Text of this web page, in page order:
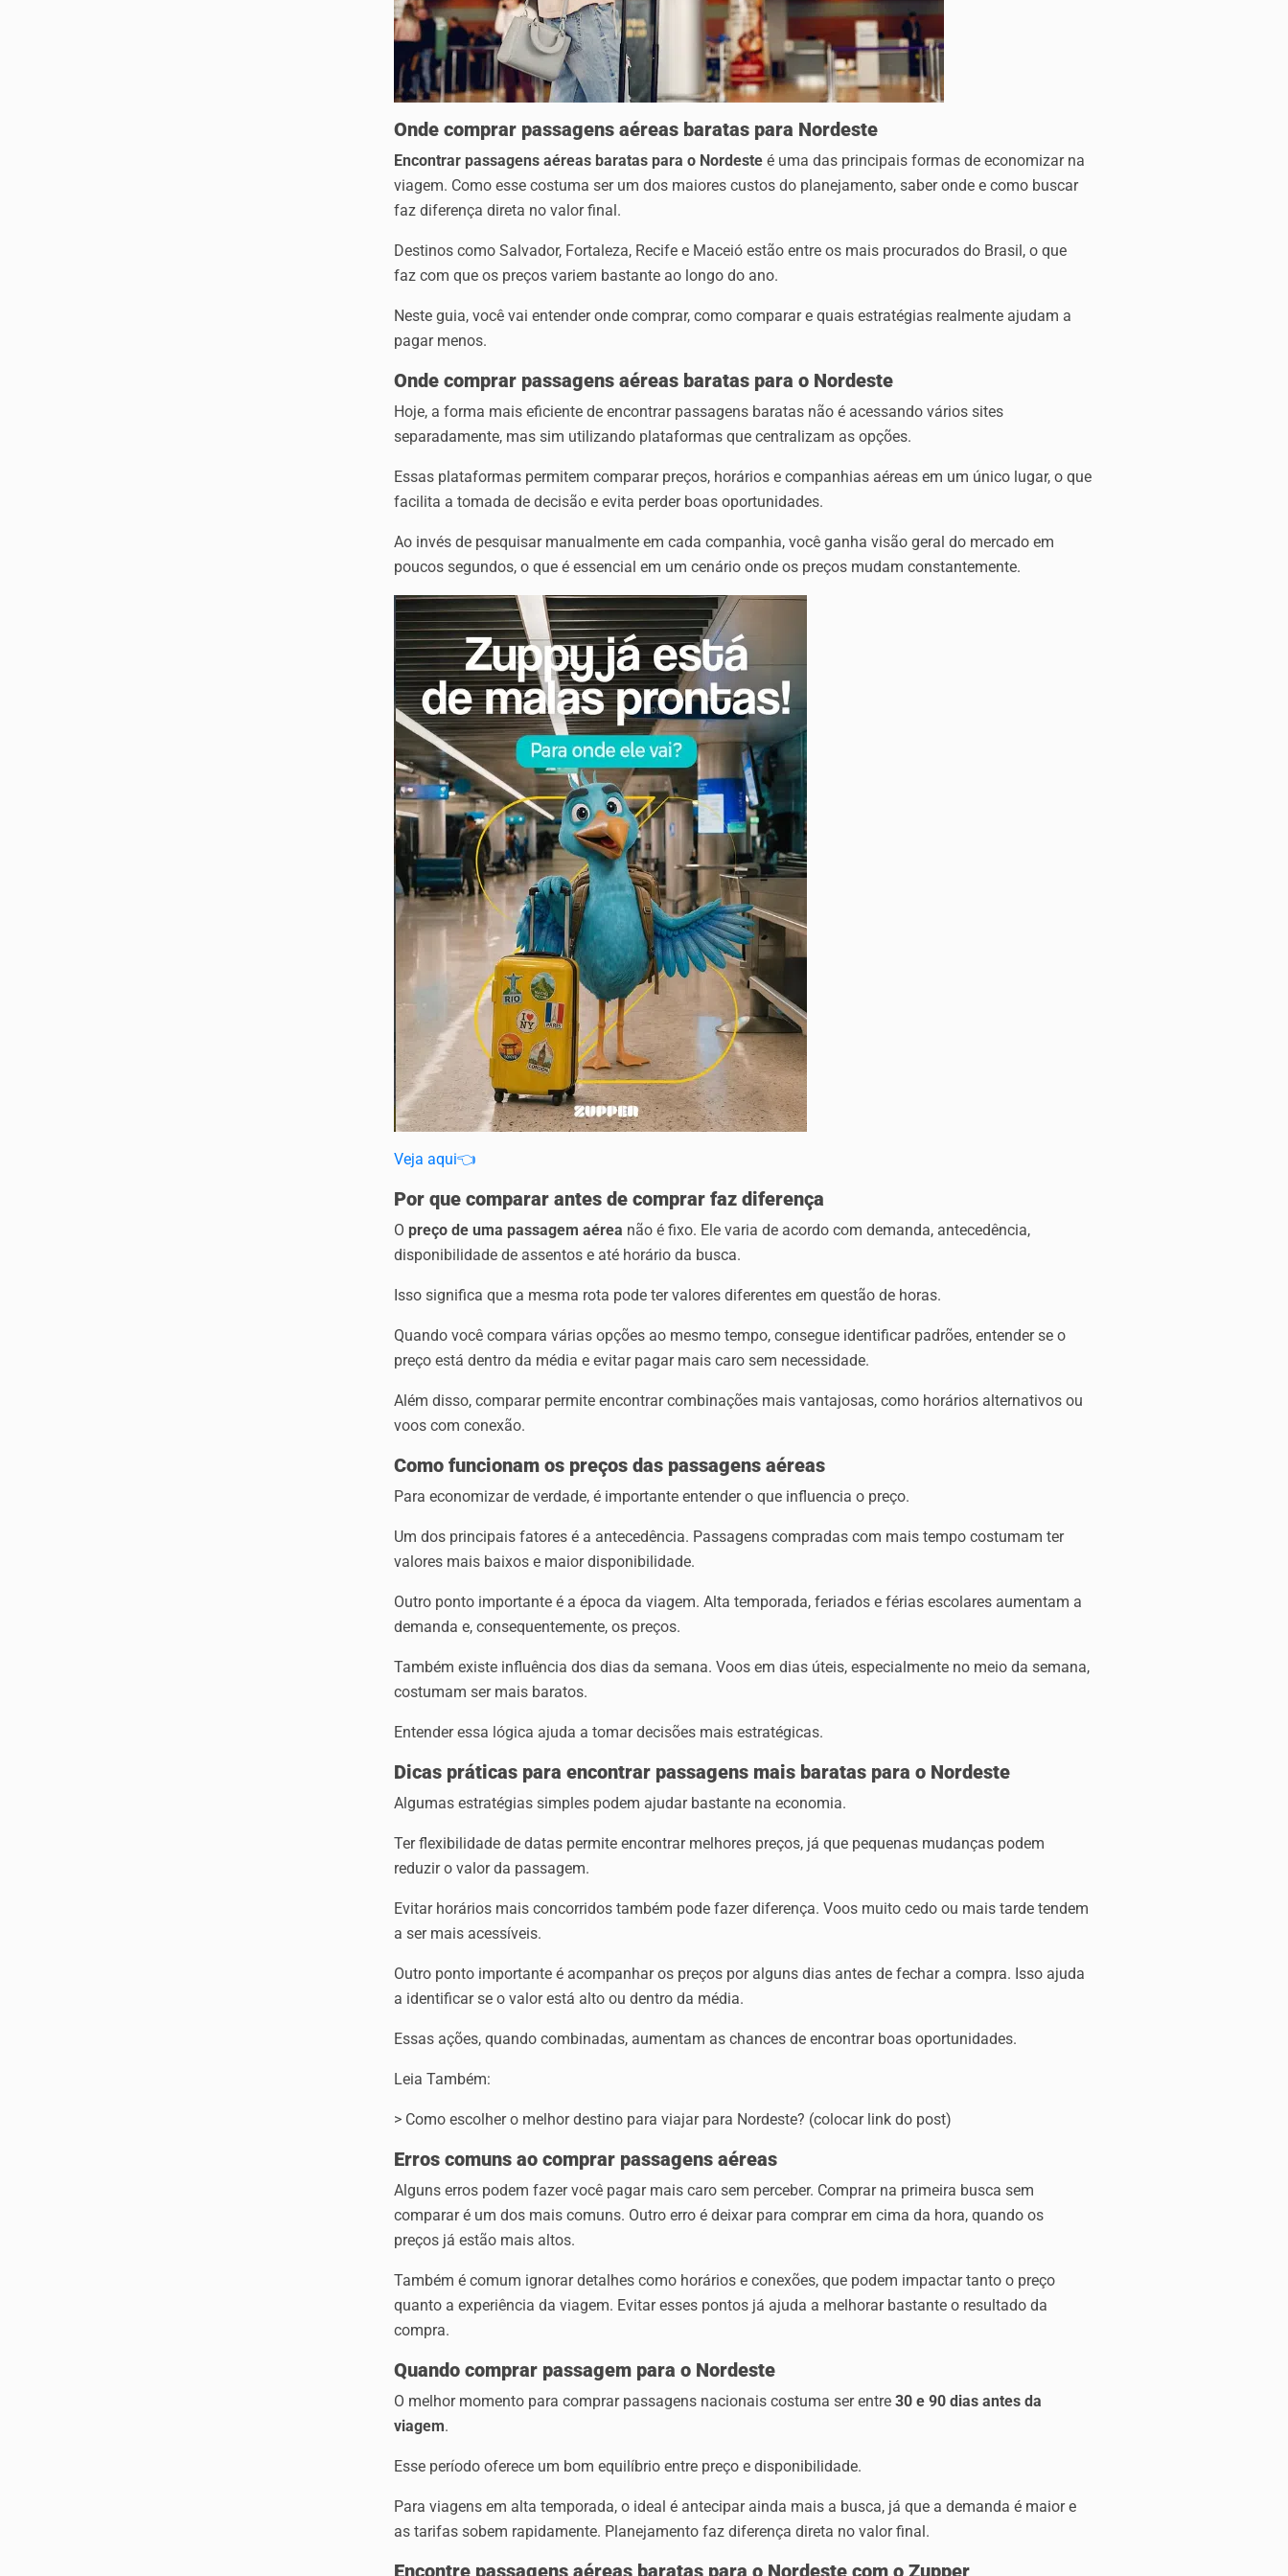
Onde comprar passagens aéreas baratas para Nordeste
Encontrar passagens aéreas baratas para o Nordeste é uma das principais formas de economizar na
viagem. Como esse costuma ser um dos maiores custos do planejamento, saber onde e como buscar
faz diferença direta no valor final.
Destinos como Salvador, Fortaleza, Recife e Maceió estão entre os mais procurados do Brasil, o que
faz com que os preços variem bastante ao longo do ano.
Neste guia, você vai entender onde comprar, como comparar e quais estratégias realmente ajudam a
pagar menos.
Onde comprar passagens aéreas baratas para o Nordeste
Hoje, a forma mais eficiente de encontrar passagens baratas não é acessando vários sites
separadamente, mas sim utilizando plataformas que centralizam as opções.
Essas plataformas permitem comparar preços, horários e companhias aéreas em um único lugar, o que
facilita a tomada de decisão e evita perder boas oportunidades.
Ao invés de pesquisar manualmente em cada companhia, você ganha visão geral do mercado em
poucos segundos, o que é essencial em um cenário onde os preços mudam constantemente.
Veja aqui👈
Por que comparar antes de comprar faz diferença
O preço de uma passagem aérea não é fixo. Ele varia de acordo com demanda, antecedência,
disponibilidade de assentos e até horário da busca.
Isso significa que a mesma rota pode ter valores diferentes em questão de horas.
Quando você compara várias opções ao mesmo tempo, consegue identificar padrões, entender se o
preço está dentro da média e evitar pagar mais caro sem necessidade.
Além disso, comparar permite encontrar combinações mais vantajosas, como horários alternativos ou
voos com conexão.
Como funcionam os preços das passagens aéreas
Para economizar de verdade, é importante entender o que influencia o preço.
Um dos principais fatores é a antecedência. Passagens compradas com mais tempo costumam ter
valores mais baixos e maior disponibilidade.
Outro ponto importante é a época da viagem. Alta temporada, feriados e férias escolares aumentam a
demanda e, consequentemente, os preços.
Também existe influência dos dias da semana. Voos em dias úteis, especialmente no meio da semana,
costumam ser mais baratos.
Entender essa lógica ajuda a tomar decisões mais estratégicas.
Dicas práticas para encontrar passagens mais baratas para o Nordeste
Algumas estratégias simples podem ajudar bastante na economia.
Ter flexibilidade de datas permite encontrar melhores preços, já que pequenas mudanças podem
reduzir o valor da passagem.
Evitar horários mais concorridos também pode fazer diferença. Voos muito cedo ou mais tarde tendem
a ser mais acessíveis.
Outro ponto importante é acompanhar os preços por alguns dias antes de fechar a compra. Isso ajuda
a identificar se o valor está alto ou dentro da média.
Essas ações, quando combinadas, aumentam as chances de encontrar boas oportunidades.
Leia Também:
> Como escolher o melhor destino para viajar para Nordeste? (colocar link do post)
Erros comuns ao comprar passagens aéreas
Alguns erros podem fazer você pagar mais caro sem perceber. Comprar na primeira busca sem
comparar é um dos mais comuns. Outro erro é deixar para comprar em cima da hora, quando os
preços já estão mais altos.
Também é comum ignorar detalhes como horários e conexões, que podem impactar tanto o preço
quanto a experiência da viagem. Evitar esses pontos já ajuda a melhorar bastante o resultado da
compra.
Quando comprar passagem para o Nordeste
O melhor momento para comprar passagens nacionais costuma ser entre30 e 90 dias antes da
viagem.
Esse período oferece um bom equilíbrio entre preço e disponibilidade.
Para viagens em alta temporada, o ideal é antecipar ainda mais a busca, já que a demanda é maior e
as tarifas sobem rapidamente. Planejamento faz diferença direta no valor final.
Encontre passagens aéreas baratas para o Nordeste com o Zupper